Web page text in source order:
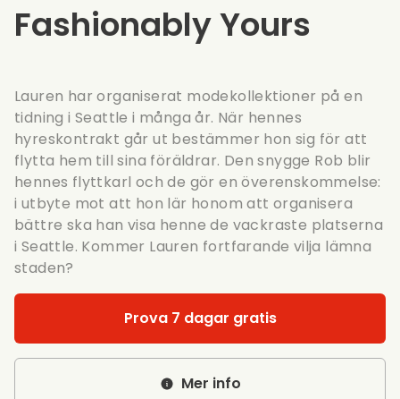
Fashionably Yours
Lauren har organiserat modekollektioner på en
tidning i Seattle i många år. När hennes
hyreskontrakt går ut bestämmer hon sig för att
flytta hem till sina föräldrar. Den snygge Rob blir
hennes flyttkarl och de gör en överenskommelse:
i utbyte mot att hon lär honom att organisera
bättre ska han visa henne de vackraste platserna
i Seattle. Kommer Lauren fortfarande vilja lämna
staden?
Prova 7 dagar gratis
Mer info